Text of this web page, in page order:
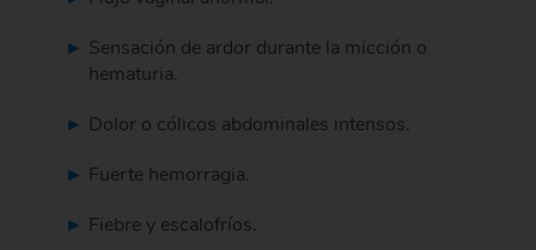
Sensación de ardor durante la micción o
hematuria.
Dolor o cólicos abdominales intensos.
Fuerte hemorragia.
Fiebre y escalofríos.